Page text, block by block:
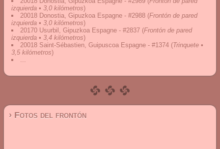
izquierda • 3,0 kilómetros)
20018 Donostia, Gipuzkoa Espagne - #2988 (Frontón de pared
izquierda • 3,0 kilómetros)
20170 Usurbil, Gipuzkoa Espagne - #2837 (Frontón de pared
izquierda • 3,4 kilómetros)
20018 Saint-Sébastien, Guipuscoa Espagne - #1374 (Trinquete •
3,5 kilómetros)
...
› Fotos del frontón